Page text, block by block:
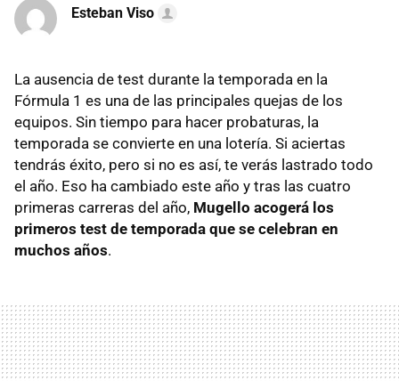
Esteban Viso
La ausencia de test durante la temporada en la
Fórmula 1 es una de las principales quejas de los
equipos. Sin tiempo para hacer probaturas, la
temporada se convierte en una lotería. Si aciertas
tendrás éxito, pero si no es así, te verás lastrado todo
el año. Eso ha cambiado este año y tras las cuatro
primeras carreras del año, Mugello acogerá los
primeros test de temporada que se celebran en
muchos años.